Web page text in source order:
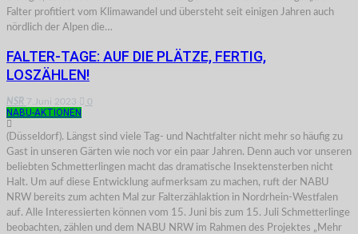
Falter profitiert vom Klimawandel und übersteht seit einigen Jahren auch
nördlich der Alpen die…
FALTER-TAGE: AUF DIE PLÄTZE, FERTIG,
LOSZÄHLEN!
NSR 7.Juni 2023 0
NABU-AKTIONEN
(Düsseldorf). Längst sind viele Tag- und Nachtfalter nicht mehr so häufig zu
Gast in unseren Gärten wie noch vor ein paar Jahren. Denn auch vor unseren
beliebten Schmetterlingen macht das dramatische Insektensterben nicht
Halt. Um auf diese Entwicklung aufmerksam zu machen, ruft der NABU
NRW bereits zum achten Mal zur Falterzählaktion in Nordrhein-Westfalen
auf. Alle Interessierten können vom 15. Juni bis zum 15. Juli Schmetterlinge
beobachten, zählen und dem NABU NRW im Rahmen des Projektes „Mehr